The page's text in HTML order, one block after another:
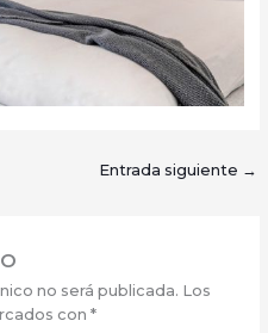
Entrada siguiente →
no será publicada. Los
con *